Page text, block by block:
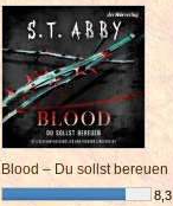
Blood – Du sollst bereuen
8,3